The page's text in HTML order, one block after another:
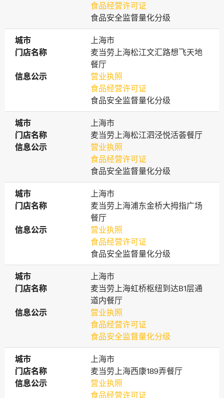
食品经营许可证
食品安全监督量化分级
城市
城市
上海市
门店名称
门店名称
麦当劳上海松江文汇路想飞天地
餐厅
信息公示
信息公示
营业执照
食品经营许可证
食品安全监督量化分级
城市
城市
上海市
门店名称
门店名称
麦当劳上海松江泗泾悦活荟餐厅
信息公示
信息公示
营业执照
食品经营许可证
食品安全监督量化分级
城市
城市
上海市
门店名称
门店名称
麦当劳上海浦东金桥大拇指广场
餐厅
信息公示
信息公示
营业执照
食品经营许可证
食品安全监督量化分级
城市
城市
上海市
门店名称
门店名称
麦当劳上海虹桥枢纽到达B1层通
道内餐厅
信息公示
信息公示
营业执照
食品经营许可证
食品安全监督量化分级
城市
城市
上海市
门店名称
门店名称
麦当劳上海西康189弄餐厅
信息公示
信息公示
营业执照
食品经营许可证